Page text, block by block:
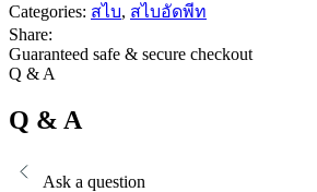
Categories: สไบ, สไบอัดพีท
Share:
Guaranteed safe & secure checkout
Q & A
Q & A
Ask a question